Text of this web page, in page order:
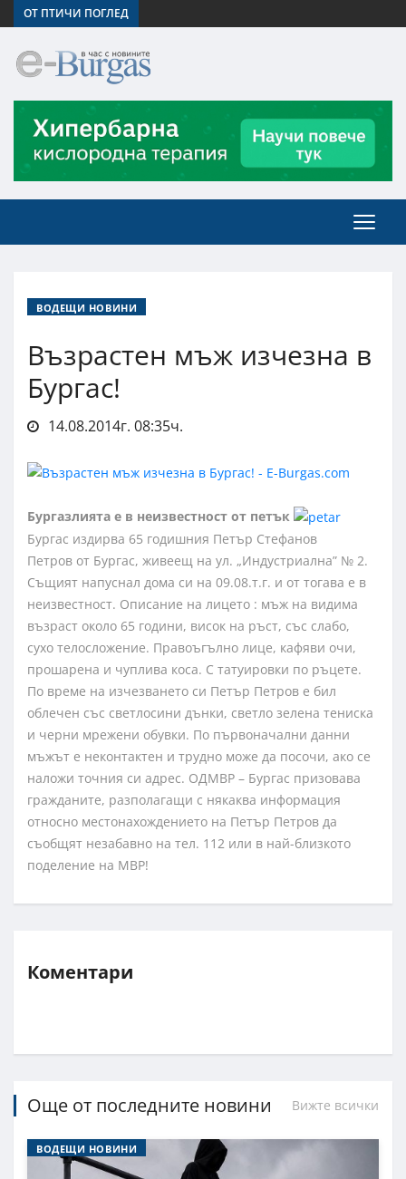
ОТ ПТИЧИ ПОГЛЕД
ВОДЕЩИ НОВИНИ
Възрастен мъж изчезна в
Бургас!
14.08.2014г. 08:35ч.
Бургазлията е в неизвестност от петък
Бургас издирва 65 годишния Петър Стефанов
Петров от Бургас, живеещ на ул. „Индустриална” № 2.
Същият напуснал дома си на 09.08.т.г. и от тогава е в
неизвестност. Описание на лицето : мъж на видима
възраст около 65 години, висок на ръст, със слабо,
сухо телосложение. Правоъгълно лице, кафяви очи,
прошарена и чуплива коса. С татуировки по ръцете.
По време на изчезването си Петър Петров е бил
облечен със светлосини дънки, светло зелена тениска
и черни мрежени обувки. По първоначални данни
мъжът е неконтактен и трудно може да посочи, ако се
наложи точния си адрес. ОДМВР – Бургас призовава
гражданите, разполагащи с някаква информация
относно местонахождението на Петър Петров да
съобщят незабавно на тел. 112 или в най-близкото
поделение на МВР!
Коментари
Още от последните новини Вижте всички
ВОДЕЩИ НОВИНИ